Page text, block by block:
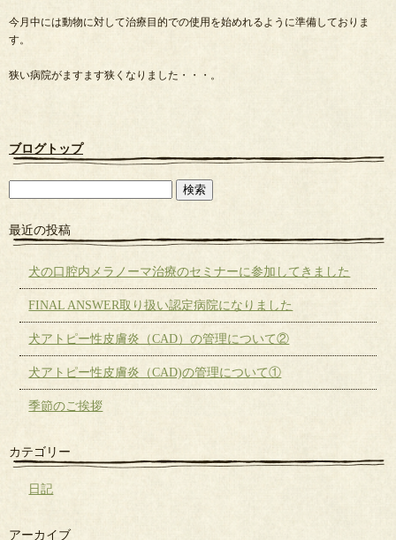
今月中には動物に対して治療目的での使用を始めれるように準備しておりま
す。
狭い病院がますます狭くなりました・・・。
ブログトップ
最近の投稿
犬の口腔内メラノーマ治療のセミナーに参加してきました
FINAL ANSWER取り扱い認定病院になりました
犬アトピー性皮膚炎（CAD）の管理について②
犬アトピー性皮膚炎（CAD)の管理について①
季節のご挨拶
カテゴリー
日記
アーカイブ